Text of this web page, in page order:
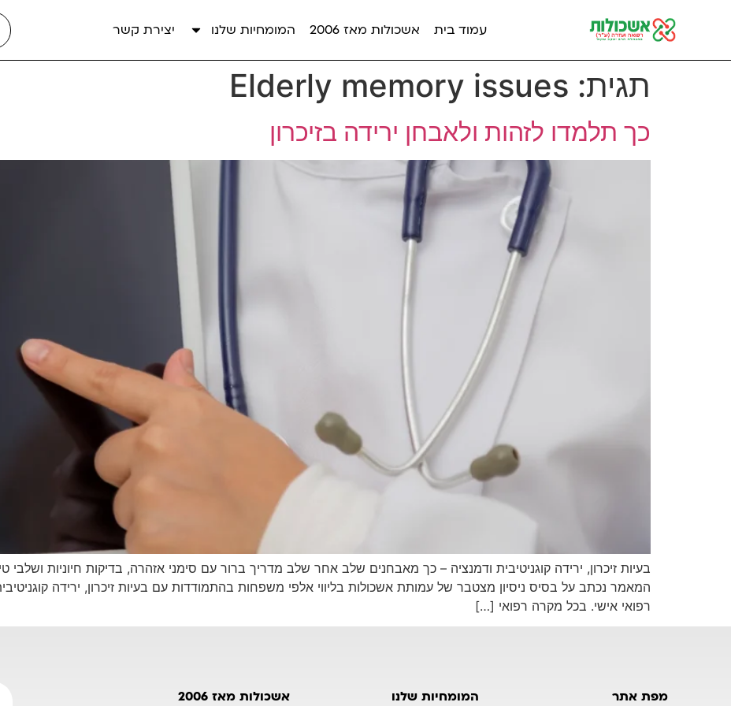
עמוד בית אשכולות מאז 2006 המומחיות שלנו יצירת קשר
תגית: Elderly memory issues
כך תלמדו לזהות ולאבחן ירידה בזיכרון
בעיות זיכרון, ירידה קוגניטיבית ודמנציה – כך מאבחנים שלב אחר שלב מדריך ברור עם סימני אזהרה, בדיקות חיוניות ושלבי
המאמר נכתב על בסיס ניסיון מצטבר של עמותת אשכולות בליווי אלפי משפחות בהתמודדות עם בעיות זיכרון, ירידה
רפואי אישי. בכל מקרה רפואי […]
מפת אתר המומחיות שלנו
אשכולות מאז 2006